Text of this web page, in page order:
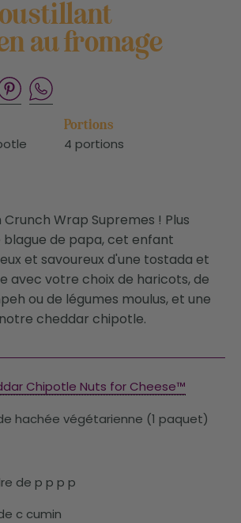
au fromage
Portions
4 portions
Crunch Wrap Supremes ! Plus
blague de papa, cet enfant
et savoureux d'une tostada et
avec votre choix de haricots, de
ou de légumes moulus, et une
cheddar chipotle.
Chipotle Nuts for Cheese™
hachée végétarienne (1 paquet)
de p p p p
c cumin